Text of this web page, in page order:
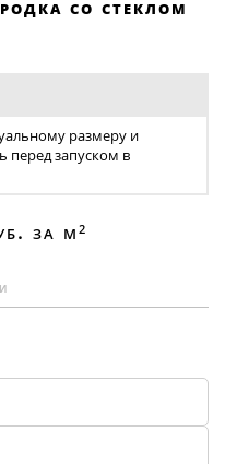
со стеклом
размеру и
перед запуском в
за м2